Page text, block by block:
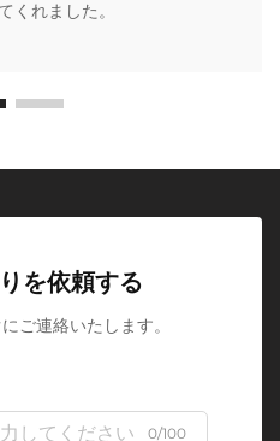
くれました。
を依頼する
ご連絡いたします。
0/100